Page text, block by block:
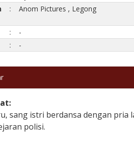
: Anom Pictures , Legong
:
-
: -
sang istri berdansa dengan
polisi.